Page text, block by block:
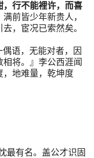
行不能裡许，而喜
满前皆少年新贵人，
，宦况已索然矣。
语，无能对者，因
将。』李公西涯闻
，地难量，乾坤度
最有名。盖公才识固